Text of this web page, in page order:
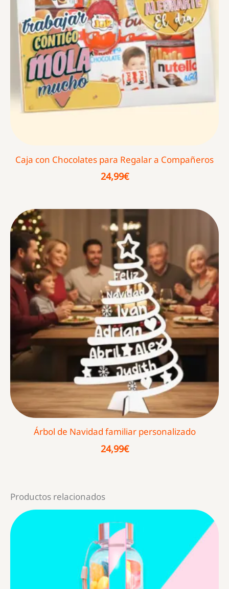
Caja con Chocolates para Regalar a Compañeros
24,99€
Árbol de Navidad familiar personalizado
24,99€
Productos relacionados